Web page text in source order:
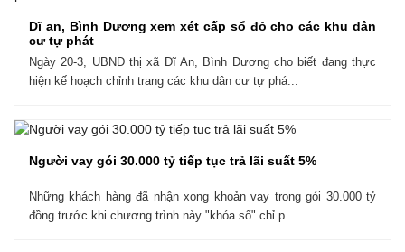
Dĩ an, Bình Dương xem xét cấp sổ đỏ cho các khu dân
cư tự phát
Ngày 20-3, UBND thị xã Dĩ An, Bình Dương cho biết đang thực
hiện kế hoạch chỉnh trang các khu dân cư tự phá...
Người vay gói 30.000 tỷ tiếp tục trả lãi suất 5%
Những khách hàng đã nhận xong khoản vay trong gói 30.000 tỷ
đồng trước khi chương trình này "khóa sổ" chỉ p...